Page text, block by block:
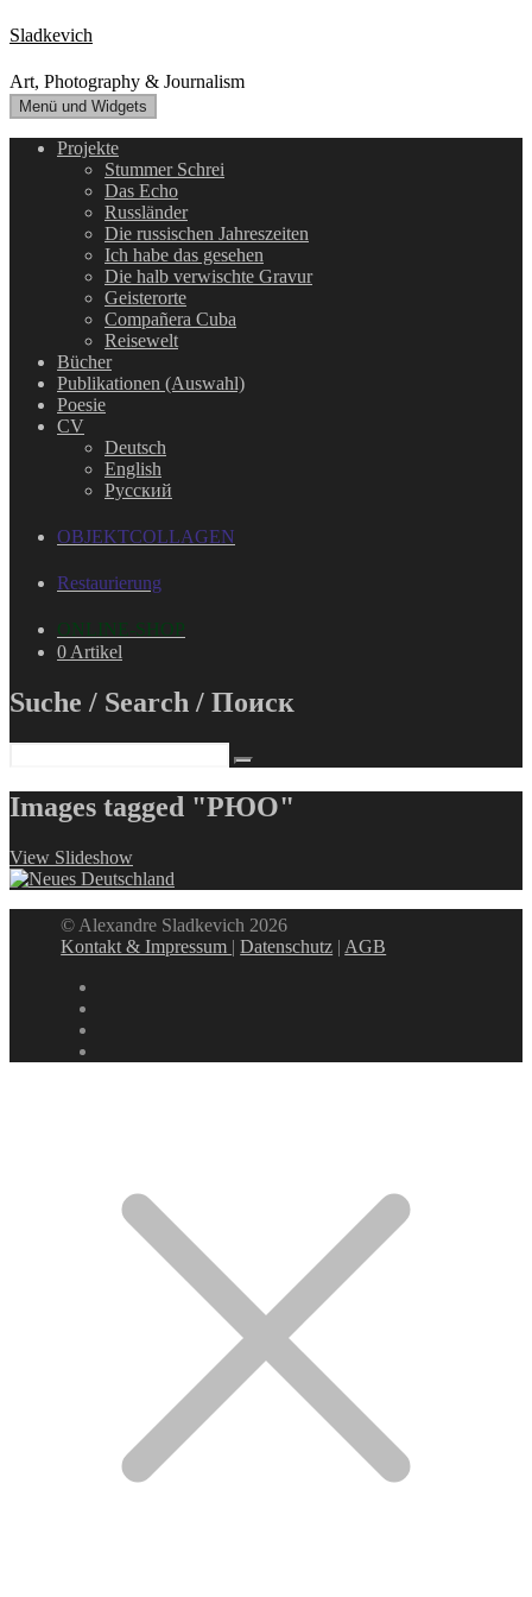
Zum
Inhalt
springen
Sladkevich
Art, Photography & Journalism
Menü und Widgets
Projekte
Stummer Schrei
Das Echo
Russländer
Die russischen Jahreszeiten
Ich habe das gesehen
Die halb verwischte Gravur
Geisterorte
Compañera Cuba
Reisewelt
Bücher
Publikationen (Auswahl)
Poesie
CV
Deutsch
English
Русский
OBJEKTCOLLAGEN
Restaurierung
ONLINE-SHOP
0 Artikel
Suche / Search / Поиск
Images tagged "РЮО"
View Slideshow
© Alexandre Sladkevich 2026
Kontakt & Impressum |Datenschutz | AGB